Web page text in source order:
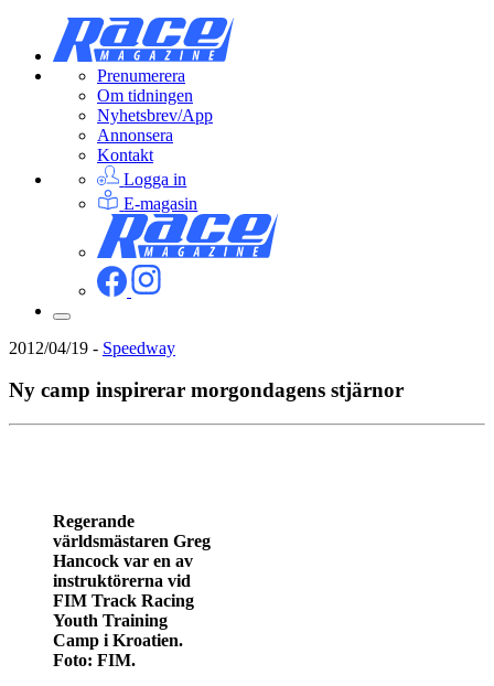
Prenumerera
Om tidningen
Nyhetsbrev/App
Annonsera
Kontakt
Logga in
E-magasin
2012/04/19 - Speedway
Ny camp inspirerar morgondagens stjärnor
Regerande
världsmästaren Greg
Hancock var en av
instruktörerna vid
FIM Track Racing
Youth Training
Camp i Kroatien.
Foto: FIM.